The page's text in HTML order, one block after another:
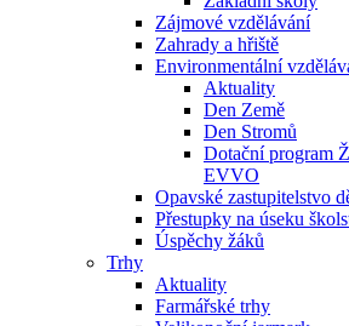
Zájmové vzdělávání
Zahrady a hřiště
Environmentální
Aktuality
Den Země
Den Stromů
Dotační program
EVVO
Opavské zastupitelstvo
Přestupky na úseku
Úspěchy žáků
Trhy
Aktuality
Farmářské trhy